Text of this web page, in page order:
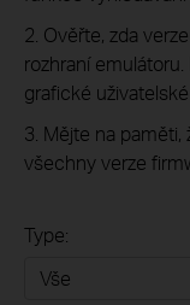
2. Ověřte, zda
rozhraní
grafické
3. Mějte na
všechny verze
Type: